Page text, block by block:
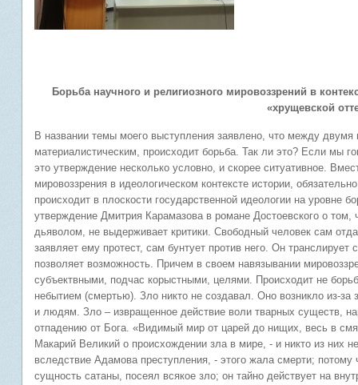
Борьба научного и религиозного мировоззрений в
«хрущевской
В названии темы моего выступления заявлено, что между двумя
материалистическим, происходит борьба. Так ли это? Если мы
это утверждение несколько условно, и скорее ситуативное.
мировоззрения в идеологическом контексте истории,
происходит в плоскости государственной идеологии на уровне
утверждение Дмитрия Карамазова в романе Достоевского о том,
дьяволом, не выдерживает критики. Свободный человек сам
заявляет ему протест, сам бунтует против него. Он
позволяет возможность. Причем в своем навязывании
субъектвными, подчас корыстными, целями. Происходит не
небытием (смертью). Зло никто не создавал. Оно возникло из-
и людям. Зло – извращенное действие воли тварных существ,
отпадению от Бога. «Видимый мир от царей до нищих, весь в
Макарий Великий о происхождении зла в мире, - и никто из них
вследствие Адамова преступления, - этого жала смерти;
сущность сатаны, посеял всякое зло; он тайно действует на